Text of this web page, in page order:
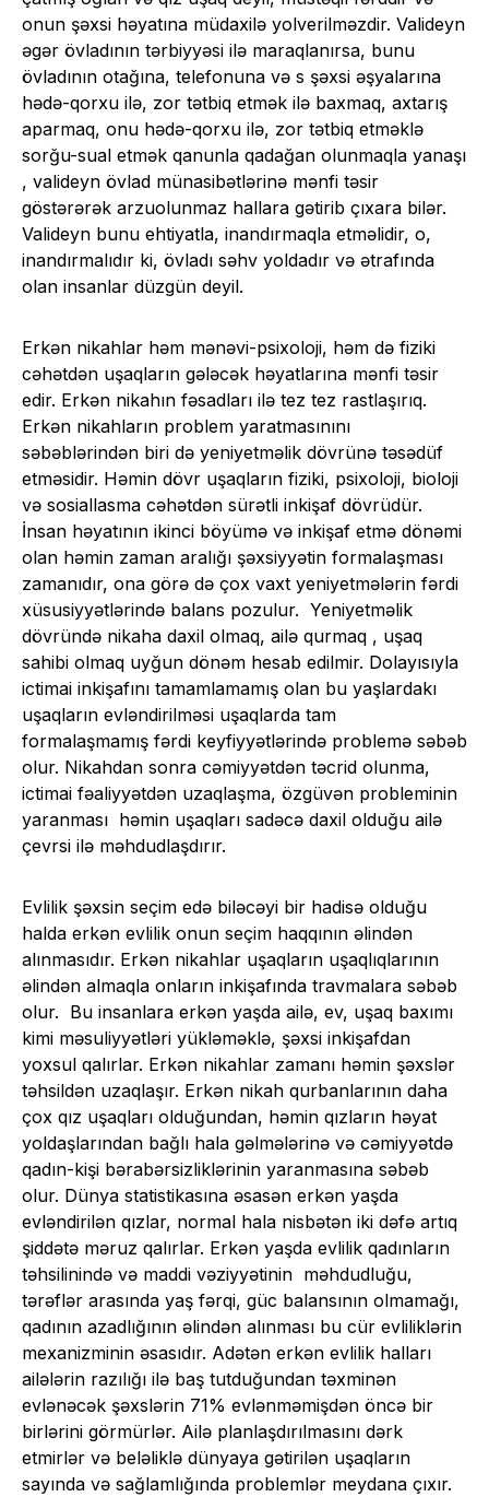
onun şəxsi həyatına müdaxilə yolverilməzdir. Valideyn
əgər övladının tərbiyyəsi ilə maraqlanırsa, bunu
övladının otağına, telefonuna və s şəxsi əşyalarına
hədə-qorxu ilə, zor tətbiq etmək ilə baxmaq, axtarış
aparmaq, onu hədə-qorxu ilə, zor tətbiq etməklə
sorğu-sual etmək qanunla qadağan olunmaqla yanaşı
, valideyn övlad münasibətlərinə mənfi təsir
göstərərək arzuolunmaz hallara gətirib çıxara bilər.
Valideyn bunu ehtiyatla, inandırmaqla etməlidir, o,
inandırmalıdır ki, övladı səhv yoldadır və ətrafında
olan insanlar düzgün deyil.
Erkən nikahlar həm mənəvi-psixoloji, həm də fiziki
cəhətdən uşaqların gələcək həyatlarına mənfi təsir
edir. Erkən nikahın fəsadları ilə tez tez rastlaşırıq.
Erkən nikahların problem yaratmasınını
səbəblərindən biri də yeniyetməlik dövrünə təsədüf
etməsidir. Həmin dövr uşaqların fiziki, psixoloji, bioloji
və sosiallasma cəhətdən sürətli inkişaf dövrüdür.
İnsan həyatının ikinci böyümə və inkişaf etmə dönəmi
olan həmin zaman aralığı şəxsiyyətin formalaşması
zamanıdır, ona görə də çox vaxt yeniyetmələrin fərdi
xüsusiyyətlərində balans pozulur. Yeniyetməlik
dövründə nikaha daxil olmaq, ailə qurmaq , uşaq
sahibi olmaq uyğun dönəm hesab edilmir. Dolayısıyla
ictimai inkişafını tamamlamamış olan bu yaşlardakı
uşaqların evləndirilməsi uşaqlarda tam
formalaşmamış fərdi keyfiyyətlərində problemə səbəb
olur. Nikahdan sonra cəmiyyətdən təcrid olunma,
ictimai fəaliyyətdən uzaqlaşma, özgüvən probleminin
yaranması həmin uşaqları sadəcə daxil olduğu ailə
çevrsi ilə məhdudlaşdırır.
Evlilik şəxsin seçim edə biləcəyi bir hadisə olduğu
halda erkən evlilik onun seçim haqqının əlindən
alınmasıdır. Erkən nikahlar uşaqların uşaqlıqlarının
əlindən almaqla onların inkişafında travmalara səbəb
olur. Bu insanlara erkən yaşda ailə, ev, uşaq baxımı
kimi məsuliyyətləri yükləməklə, şəxsi inkişafdan
yoxsul qalırlar. Erkən nikahlar zamanı həmin şəxslər
təhsildən uzaqlaşır. Erkən nikah qurbanlarının daha
çox qız uşaqları olduğundan, həmin qızların həyat
yoldaşlarından bağlı hala gəlmələrinə və cəmiyyətdə
qadın-kişi bərabərsizliklərinin yaranmasına səbəb
olur. Dünya statistikasına əsasən erkən yaşda
evləndirilən qızlar, normal hala nisbətən iki dəfə artıq
şiddətə məruz qalırlar. Erkən yaşda evlilik qadınların
təhsilinində və maddi vəziyyətinin məhdudluğu,
tərəflər arasında yaş fərqi, güc balansının olmamağı,
qadının azadlığının əlindən alınması bu cür evliliklərin
mexanizminin əsasıdır. Adətən erkən evlilik halları
ailələrin razılığı ilə baş tutduğundan təxminən
evlənəcək şəxslərin 71% evlənməmişdən öncə bir
birlərini görmürlər. Ailə planlaşdırılmasını dərk
etmirlər və beləliklə dünyaya gətirilən uşaqların
sayında və sağlamlığında problemlər meydana çıxır.